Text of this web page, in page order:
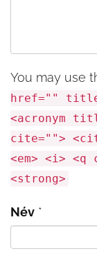
You may use
href=""
<acronym
cite="">
<em> <i>
<strong>
Név *